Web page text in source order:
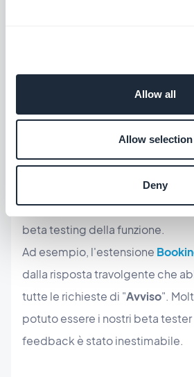
Allow all
Allow selection
Deny
office della vostra app.
nostra tabella di marcia per
funzione che vorreste vedere
sul pulsante " Avvisami" nella
dell'estensione in questione e
persone sono realmente
vedere questa funzionalità.
Un piccolo bonus per voi:
beta testing della funzione.
Ad esempio, l'estensione
dalla risposta travolgente che
tutte le richieste di "Avviso".
potuto essere i nostri beta tester
feedback è stato inestimabile.